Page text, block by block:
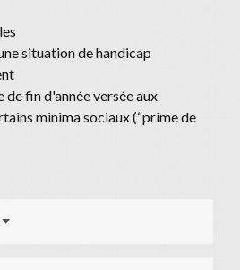
situation de handicap
fin d'année versée aux
minima sociaux (“prime de